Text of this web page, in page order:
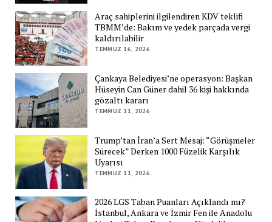
Araç sahiplerini ilgilendiren KDV teklifi
TBMM’de: Bakım ve yedek parçada vergi
kaldırılabilir
TEMMUZ 16, 2026
Çankaya Belediyesi’ne operasyon: Başkan
Hüseyin Can Güner dahil 36 kişi hakkında
gözaltı kararı
TEMMUZ 11, 2026
Trump’tan İran’a Sert Mesaj: “Görüşmeler
Sürecek” Derken 1000 Füzelik Karşılık
Uyarısı
TEMMUZ 11, 2026
2026 LGS Taban Puanları Açıklandı mı?
İstanbul, Ankara ve İzmir Fen ile Anadolu